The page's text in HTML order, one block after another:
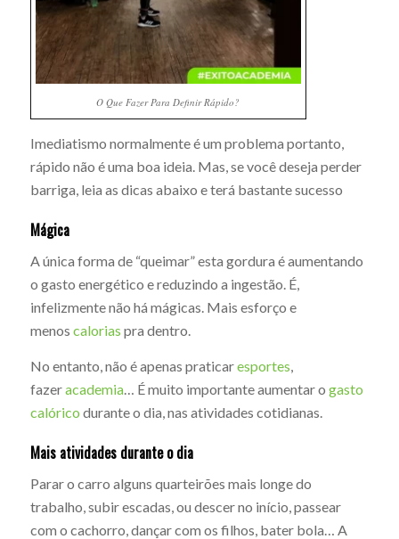
O Que Fazer Para Definir Rápido?
Imediatismo normalmente é um problema portanto,
rápido não é uma boa ideia. Mas, se você deseja perder
barriga, leia as dicas abaixo e terá bastante sucesso
Mágica
A única forma de “queimar” esta gordura é aumentando
o gasto energético e reduzindo a ingestão. É,
infelizmente não há mágicas. Mais esforço e
menos calorias pra dentro.
No entanto, não é apenas praticaresportes
fazeracademia… É muito importante aumentar o gasto
calórico durante o dia, nas atividades cotidianas.
Mais atividades durante o dia
Parar o carro alguns quarteirões mais longe do
trabalho, subir escadas, ou descer no início, passear
com o cachorro, dançar com os filhos, bater bola… A